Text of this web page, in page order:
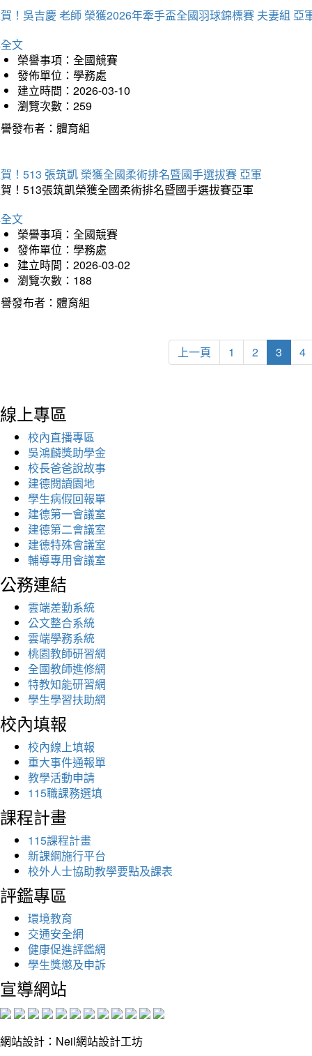
！吳吉慶 老師 榮獲2026年牽手盃全國羽球錦標賽 夫妻組 亞
文
榮譽事項：全國競賽
發佈單位：學務處
建立時間：2026-03-10
瀏覽次數：259
發布者：體育組
！513 張筑凱 榮獲全國柔術排名暨國手選拔賽 亞軍
！513張筑凱榮獲全國柔術排名暨國手選拔賽亞軍
文
榮譽事項：全國競賽
發佈單位：學務處
建立時間：2026-03-02
瀏覽次數：188
發布者：體育組
上一頁 1 2 3 4
線上專區
校內直播專區
吳鴻麟獎助學金
校長爸爸說故事
建德閱讀園地
學生病假回報單
建德第一會議室
建德第二會議室
建德特殊會議室
輔導專用會議室
公務連結
雲端差勤系統
公文整合系統
雲端學務系統
桃園教師研習網
全國教師進修網
特教知能研習網
學生學習扶助網
校內填報
校內線上填報
重大事件通報單
教學活動申請
115職課務選填
課程計畫
115課程計畫
新課綱施行平台
校外人士協助教學要點及課表
評鑑專區
環境教育
交通安全網
健康促進評鑑網
學生獎懲及申訴
宣導網站
網站設計：Neil網站設計工坊